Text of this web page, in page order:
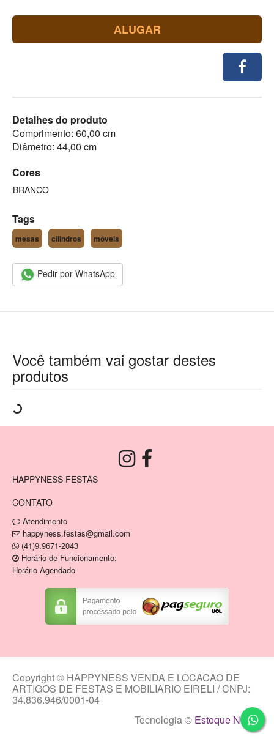
ALUGAR
Detalhes do produto
Comprimento: 60,00 cm
Diâmetro: 44,00 cm
Cores
BRANCO
Tags
mesas cilindros móveis
Pedir por WhatsApp
Você também vai gostar destes
produtos
HAPPYNESS FESTAS
CONTATO
Atendimento
happyness.festas@gmail.com
(41)9.9671-2043
Horário de Funcionamento:
Horário Agendado
Copyright © HAPPYNESS VENDA E LOCACAO DE
ARTIGOS DE FESTAS E MOBILIARIO EIRELI / CNPJ:
34.836.946/0001-04
Tecnologia © Estoque NOW.